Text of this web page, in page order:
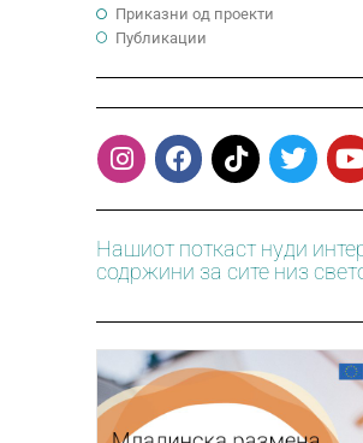
Приказни од проекти
Публикации
Нашиот поткаст нуди
содржини за сите низ